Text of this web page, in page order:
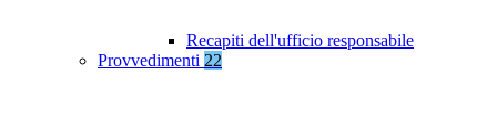
Recapiti dell'ufficio responsabile
Provvedimenti 22